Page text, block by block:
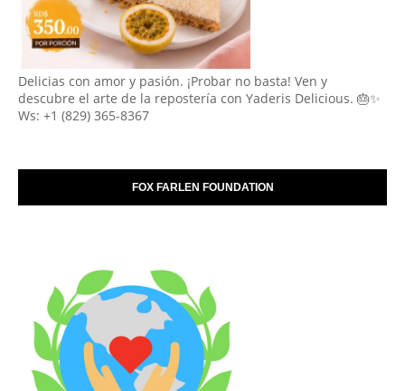
Delicias con amor y pasión. ¡Probar no basta! Ven y
descubre el arte de la repostería con Yaderis Delicious. 🎂✨
Ws: +1 (829) 365-8367
FOX FARLEN FOUNDATION